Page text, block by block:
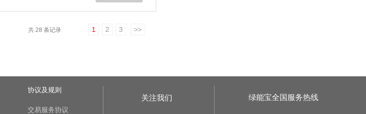
共 28 条记录 1 2 3 >>
协议及规则
交易服务协议
关注我们 绿能宝全国服务热线